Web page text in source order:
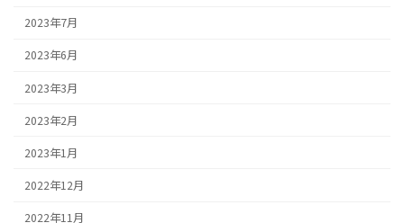
2023年7月
2023年6月
2023年3月
2023年2月
2023年1月
2022年12月
2022年11月